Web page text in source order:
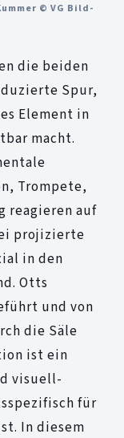
© VG Bild-
die beiden
Spur,
Element in
macht.
Trompete,
reagieren auf
projizierte
in den
Otts
und von
die Säle
ist ein
visuell-
für
In diesem